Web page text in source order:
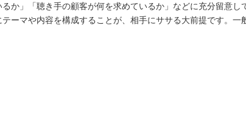
か」「聴き手の顧客が何を求めているか」などに充分留意し
ーマや内容を構成することが、相手にササる大前提です。